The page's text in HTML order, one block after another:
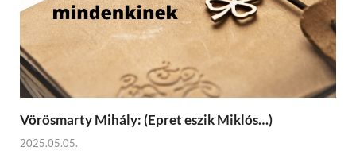
Vörösmarty Mihály: (Epret eszik Miklós…)
2025.05.05.